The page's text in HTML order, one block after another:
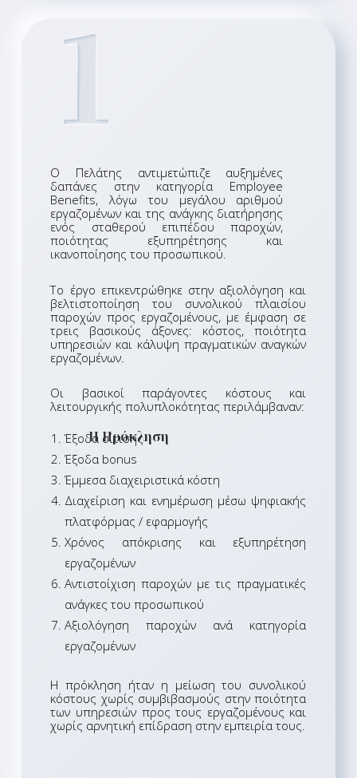
Η Πρόκληση
1
Ο Πελάτης αντιμετώπιζε αυξημένες
δαπάνες στην κατηγορία Employee
Benefits, λόγω του μεγάλου αριθμού
εργαζομένων και της ανάγκης διατήρησης
ενός σταθερού επιπέδου παροχών,
ποιότητας εξυπηρέτησης και
ικανοποίησης του προσωπικού.
Το έργο επικεντρώθηκε στην αξιολόγηση και
βελτιστοποίηση του συνολικού πλαισίου
παροχών προς εργαζομένους, με έμφαση σε
τρεις βασικούς άξονες: κόστος, ποιότητα
υπηρεσιών και κάλυψη πραγματικών αναγκών
εργαζομένων.
Οι βασικοί παράγοντες κόστους και
λειτουργικής πολυπλοκότητας περιλάμβαναν:
Έξοδα σίτισης
Έξοδα bonus
Έμμεσα διαχειριστικά κόστη
Διαχείριση και ενημέρωση μέσω ψηφιακής
πλατφόρμας / εφαρμογής
Χρόνος απόκρισης και εξυπηρέτηση
εργαζομένων
Αντιστοίχιση παροχών με τις πραγματικές
ανάγκες του προσωπικού
Αξιολόγηση παροχών ανά κατηγορία
εργαζομένων
Η πρόκληση ήταν η μείωση του συνολικού
κόστους χωρίς συμβιβασμούς στην ποιότητα
των υπηρεσιών προς τους εργαζομένους και
χωρίς αρνητική επίδραση στην εμπειρία τους.